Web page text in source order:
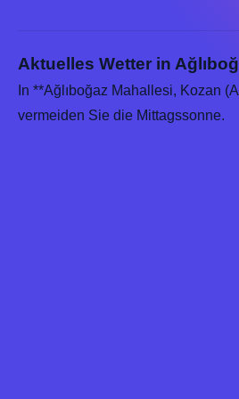
Aktuelles Wetter in
In **Ağlıboğaz Mahallesi, Kozan
vermeiden Sie die Mittagssonne.